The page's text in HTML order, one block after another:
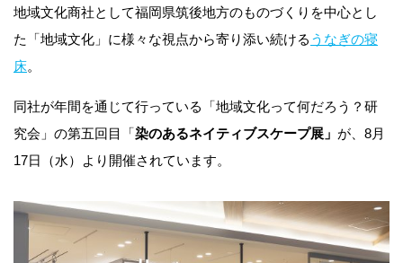
地域⽂化商社として福岡県筑後地方のものづくりを中心とし
た「地域文化」に様々な視点から寄り添い続ける うなぎの寝
床。
同社が年間を通じて行っている「地域⽂化って何だろう？研
究会」の第五回⽬「染のあるネイティブスケープ展」 が、8⽉
17⽇（⽔）より開催されています。